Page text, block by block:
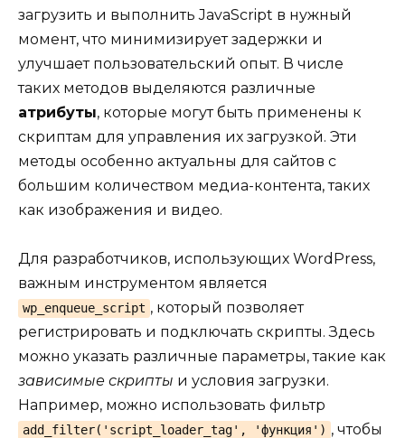
загрузить и выполнить JavaScript в нужный
момент, что минимизирует задержки и
улучшает пользовательский опыт. В числе
таких методов выделяются различные
атрибуты, которые могут быть применены к
скриптам для управления их загрузкой. Эти
методы особенно актуальны для сайтов с
большим количеством медиа-контента, таких
как изображения и видео.
Для разработчиков, использующих WordPress,
важным инструментом является
wp_enqueue_script , который позволяет
регистрировать и подключать скрипты. Здесь
можно указать различные параметры, такие как
зависимые скрипты и условия загрузки.
Например, можно использовать фильтр
add_filter('script_loader_tag', 'функция') , чтобы